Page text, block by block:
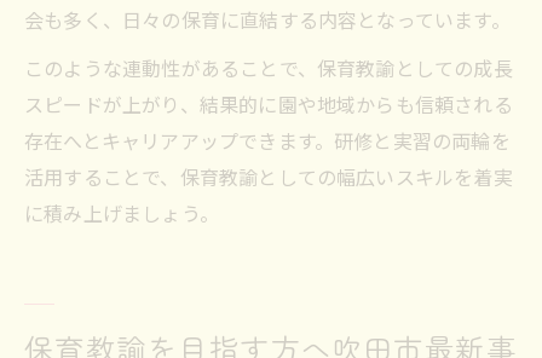
会も多く、日々の保育に直結する内容となっています。
このような連動性があることで、保育教諭としての成長
スピードが上がり、結果的に園や地域からも信頼される
存在へとキャリアアップできます。研修と実習の両輪を
活用することで、保育教諭としての幅広いスキルを着実
に積み上げましょう。
保育教諭を目指す方へ吹田市最新事